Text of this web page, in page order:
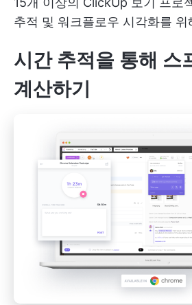
추적 및 워크플로우 시각화를 위
시간 추적을 통해 스
계산하기